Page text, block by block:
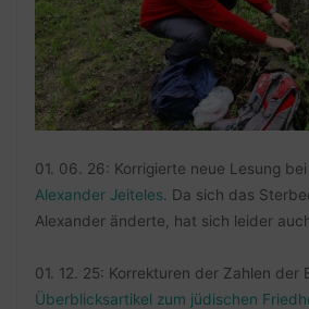
01. 06. 26: Korrigierte neue Lesung bei
Alexander Jeiteles . Da sich das
Alexander änderte, hat sich leider
01. 12. 25: Korrekturen der Zahlen der
Überblicksartikel zum jüdischen